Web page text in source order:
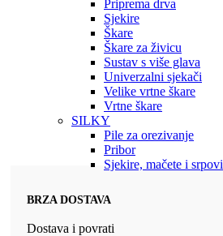
Priprema drva
Sjekire
Škare
Škare za živicu
Sustav s više glava
Univerzalni sjekači
Velike vrtne škare
Vrtne škare
SILKY
Pile za orezivanje
Pribor
Sjekire, mačete i srpovi
BRZA DOSTAVA
Dostava i povrati